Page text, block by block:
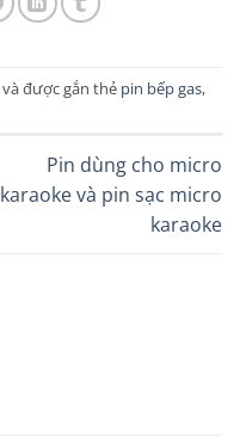
và được gắn thẻ pin bếp gas,
Pin dùng cho micro
karaoke và pin sạc micro
karaoke